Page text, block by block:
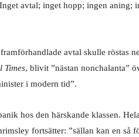
avtal; inget hopp; ingen aning;
avtal skulle röstas
Times, blivit ”nästan nonchalanta”
i modern tid”.
hos den härskande klassen.
fortsätter: ”sällan kan en så